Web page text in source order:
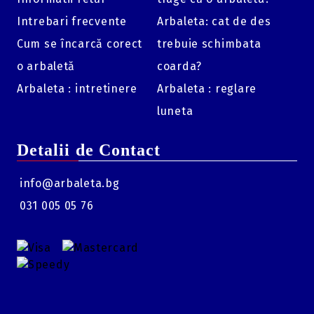
Doar pentru mâna dreaptă (Right Hand).
Intrebari frecvente
Cum se încarcă corect
o arbaletă
Arbaleta : intretinere
Arbaleta: cat de des
trebuie schimbata
coarda?
Arbaleta : reglare
luneta
Detalii de Contact
info@arbaleta.bg
031 005 05 76